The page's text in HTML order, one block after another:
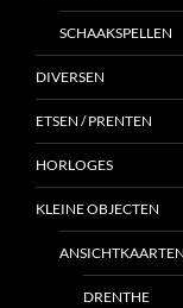
SCHAAKSPELLEN
DIVERSEN
ETSEN / PRENTEN
HORLOGES
KLEINE OBJECTEN
ANSICHTKAARTEN
DRENTHE